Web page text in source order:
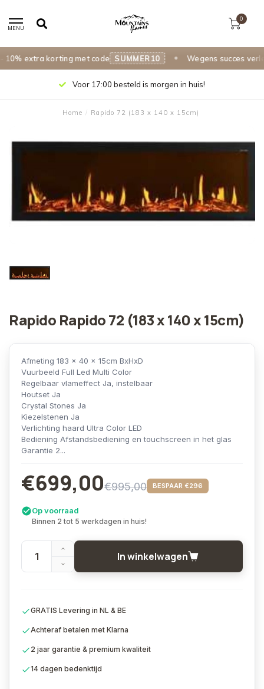
extra korting met code SUMMER10 Wegens succes
MENU
0
Voor 17:00 besteld is morgen in huis!
Home / Rapido 72 (183 x 140 x 15cm)
Rapido Rapido 72 (183 x 140 x 15cm)
Afmeting 183 x 40 x 15cm BxHxD
Vuurbeeld Full Led Multi Color
Regelbaar vlameffect Ja, instelbaar
Houtset Ja
Crystal Stones Ja
Kiezelstenen Ja
Verlichting haard Ultra Color LED
Bediening Afstandsbediening en touchscreen in het glas
Garantie 2...
€699,00€995,00 BESPAAR €296
Op voorraad
Binnen 2 tot 5 werkdagen in huis!
In winkelwagen
GRATIS Levering in NL & BE
Achteraf betalen met Klarna
2 jaar garantie & premium kwaliteit
14 dagen bedenktijd